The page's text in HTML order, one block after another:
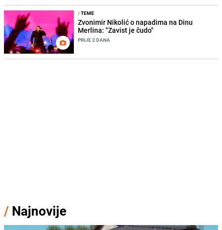
/TEME
Zvonimir Nikolić o napadima na Dinu
Merlina: "Zavist je čudo"
PRIJE 2 DANA
/ Najnovije